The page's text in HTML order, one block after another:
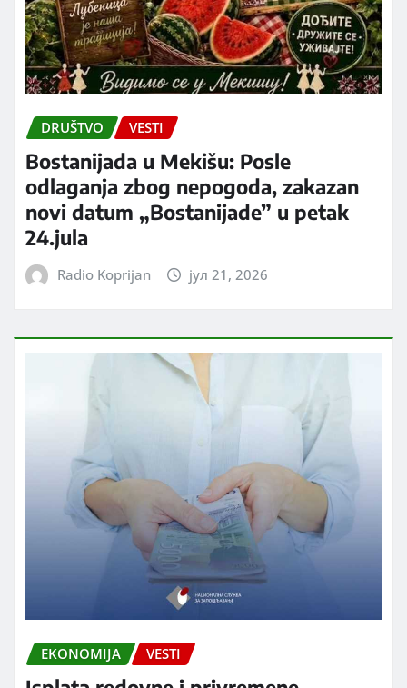
DRUŠTVO VESTI
Bostanijada u Mekišu: Posle
odlaganja zbog nepogoda, zakazan
novi datum „Bostanijade” u petak
24.jula
Radio Koprijan јул 21, 2026
EKONOMIJA VESTI